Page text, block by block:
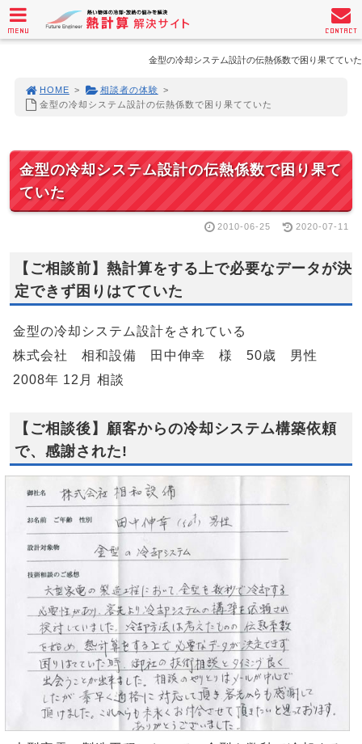
金型の冷却システム設計の伝熱係数で困り果てていた
HOME > 相談者の体験 >
金型の冷却システム設計の伝熱係数で困り果てていた
金型の冷却システム設計の伝熱係数で困り果て
ていた
2010-06-25 2020-07-11
【ご相談前】熱計算をする上で必要なデータが決
定できず困りはてていた
金型の冷却システム設計をされている
株式会社 相和設備 田中伸幸 様 50歳 男性
2008年 12月 相談
【ご相談後】顧客からの冷却システム構築依頼
で、感謝された!
MENU CONTACT